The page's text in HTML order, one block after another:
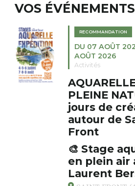
VOS
RECOMMANDATION
DU 07 AOÛT
AOÛT 2026
Activités
PLEINE
jours de
autour de
Front
🎨 Stage
en plein air
Laurent